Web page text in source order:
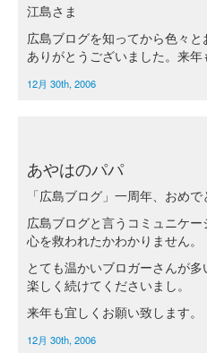
江島さま
広島ブログを知ってから色々
ありがとうございました。来
12月 30th, 2006
あやはのパパ
「広島ブログ」一周年、おめで
広島ブログと言うコミュニケ
心を救われたかわかりません。
とても温かいブロガーさんが
楽しく続けてくださいまし。
来年も宜しくお願い致します。
12月 30th, 2006